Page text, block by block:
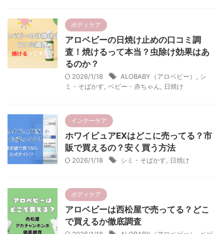
ボディケア
アロベビーの日焼け止めの口コミ調
査！焼けるって本当？虫除け効果はあ
るのか？
2026/1/18 ALOBABY（アロベビー）
シ
ミ・そばかす ベビー・赤ちゃん 日焼け
インナーケア
ホワイピュアEXはどこに売ってる？市
販で買えるの？安く買う方法
2026/1/18 シミ・そばかす 日焼け
ボディケア
アロベビーは西松屋で売ってる？どこ
で買えるか徹底調査